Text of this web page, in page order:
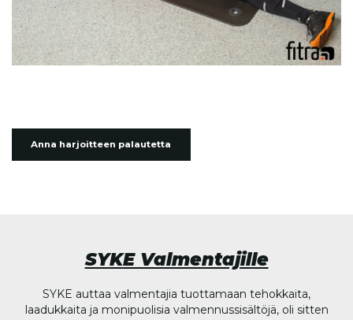
Anna harjoitteen palautetta
SYKE Valmentajille
SYKE auttaa valmentajia tuottamaan tehokkaita,
laadukkaita ja monipuolisia valmennussisältöjä, oli sitten